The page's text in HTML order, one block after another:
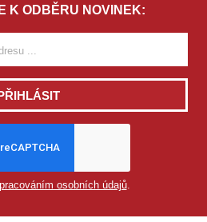
K ODBĚRU NOVINEK:
osobních údajů.